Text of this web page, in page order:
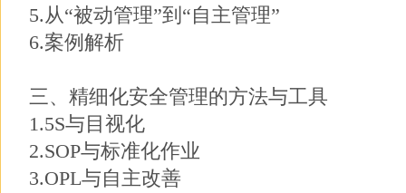
5.从“被动管理”到“自主管理”
6.案例解析
三、精细化安全管理的方法与工具
1.5S与目视化
2.SOP与标准化作业
3.OPL与自主改善